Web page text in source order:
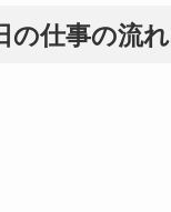
の仕事の流れ